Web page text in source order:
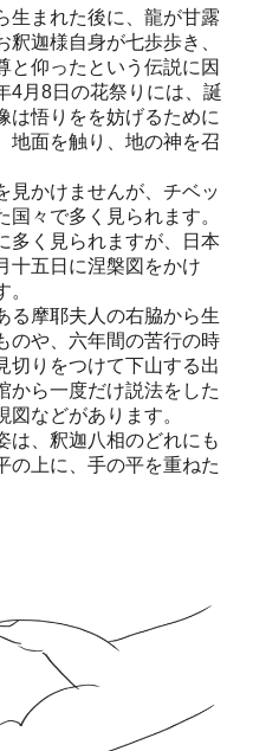
生まれた後に、龍が甘露
迦様自身が七歩歩き、
と仰ったという伝説に因
4月8日の花祭りには、誕
は悟りをを妨げるために
地面を触り、地の神を召
見かけませんが、チベッ
国々で多く見られます。
多く見られますが、日本
十五日に涅槃図をかけ
る摩耶夫人の右脇から生
のや、六年間の苦行の時
切りをつけて下山する出
から一度だけ説法をした
などがあります。
は、釈迦八相のどれにも
の上に、手の平を重ねた